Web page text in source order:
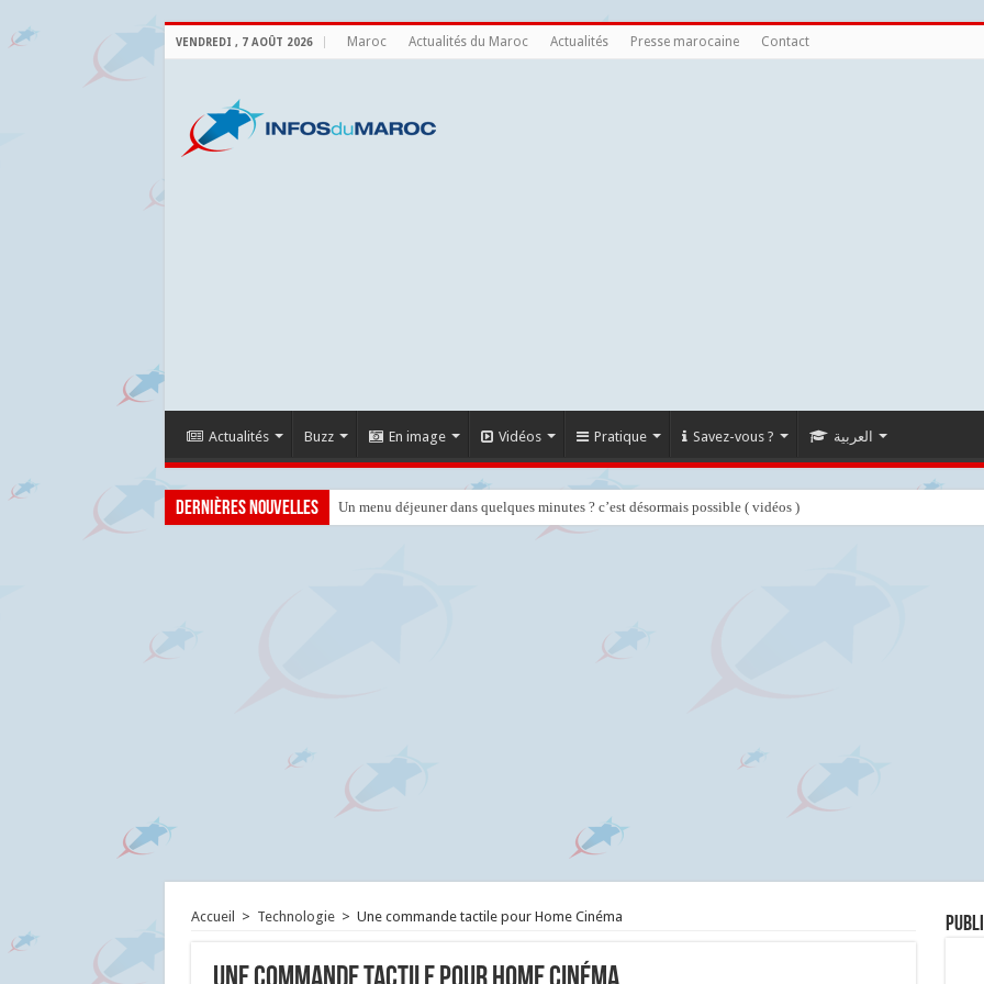
VENDREDI , 7 AOÛT 2026 Maroc Actualités du Maroc Actualités Presse marocaine Contact
Actualités Buzz En image Vidéos Pratique Savez-vous ? العربية
Dernières nouvelles Un menu déjeuner dans quelques minutes ? c’est désormais possible ( vidéos )
Accueil > Technologie > Une commande tactile pour Home Cinéma